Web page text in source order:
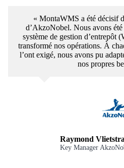
« MontaWMS a été décisif
d’AkzoNobel. Nous avons
système de gestion d’entrepôt
transformé nos opérations. À
l’ont exigé, nous avons pu
nos propres
Raymond Vlietstra
Key Manager